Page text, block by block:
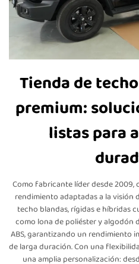
Tienda de
premium:
listas para
Como fabricante líder desde 2009,
rendimiento adaptadas a la visión
techo blandas, rígidas e híbridas
como lona de poliéster y algodón
ABS, garantizando un rendimiento
de larga duración. Con una
una amplia personalización: